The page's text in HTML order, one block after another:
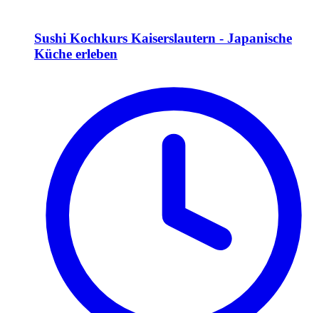
Sushi Kochkurs Kaiserslautern - Japanische
Küche erleben